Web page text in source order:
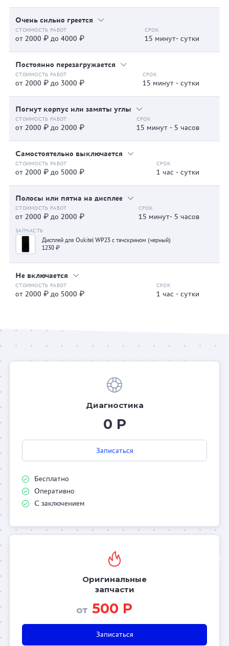
Очень сильно греется
от 2000 ₽ до 4000 ₽ 15 минут- сутки
Постоянно перезагружается
от 2000 ₽ до 3000 ₽ 15 минут - сутки
Погнут корпус или замяты углы
от 2000 ₽ до 2000 ₽ 15 минут - 5 часов
Самостоятельно выключается
от 2000 ₽ до 5000 ₽ 1 час - сутки
Полосы или пятна на дисплее
от 2000 ₽ до 2000 ₽ 15 минут- 5 часов
Дисплей для Oukitel WP23 с тачскрином (черный)
1230 ₽
Не включается
от 2000 ₽ до 5000 ₽ 1 час - сутки
Диагностика
0 Р
Записаться
Бесплатно
Оперативно
С заключением
Оригинальные
запчасти
от 500 Р
Записаться